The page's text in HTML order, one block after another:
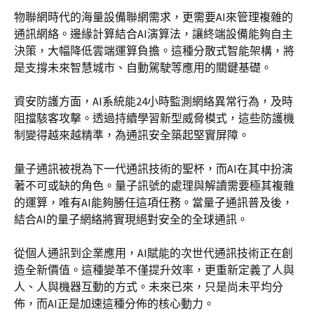
物聯網時代的海量設備聯網需求，更需要AI來管理複雜的
通訊網絡。邊緣計算結合AI演算法，讓終端設備能夠自主
決策，大幅降低雲端運算負擔。這種分散式智能架構，將
是支撐未來智慧城市、自動駕駛等應用的關鍵基礎。
資安防護方面，AI系統能24小時監測網絡異常行為，及時
阻擋駭客攻擊。透過持續學習新型威脅模式，這些防護機
制變得越來越精準，為通訊安全築起堅實屏障。
量子通訊被視為下一代通訊技術的聖杯，而AI在其中扮演
著不可或缺的角色。量子訊號的處理與解讀需要極其複雜
的運算，唯有AI能夠勝任這項任務。當量子通訊普及後，
結合AI的量子網絡將實現絕對安全的全球通訊。
從個人通訊到企業應用，AI賦能的次世代通訊技術正在創
造全新價值。這種變革不僅提升效率，更重新定義了人與
人、人與機器互動的方式。未來已來，只是尚未平均分
佈，而AI正是加速這種分佈的核心動力。